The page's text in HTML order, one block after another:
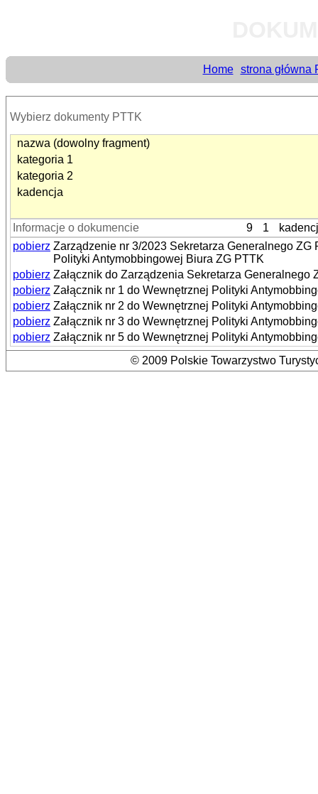
Home strona główna
Wybierz dokumenty PTTK
nazwa (dowolny fragment)
kategoria 1
kategoria 2
kadencja
Informacje o dokumencie 9 1
pobierz Zarządzenie nr 3/2023 Sekretarza Generalnego
Polityki Antymobbingowej Biura ZG PTTK
pobierz Załącznik do Zarządzenia Sekretarza Generalnego
pobierz Załącznik nr 1 do Wewnętrznej Polityki
pobierz Załącznik nr 2 do Wewnętrznej Polityki
pobierz Załącznik nr 3 do Wewnętrznej Polityki
pobierz Załącznik nr 5 do Wewnętrznej Polityki
© 2009 Polskie Towarzystwo